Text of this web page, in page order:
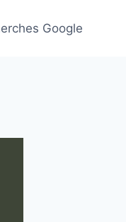
Google